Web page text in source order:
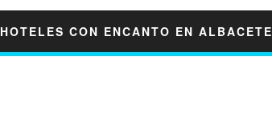
HOTELES CON ENCANTO EN ALBACETE